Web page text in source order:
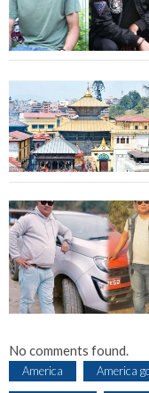
No comments found.
America America